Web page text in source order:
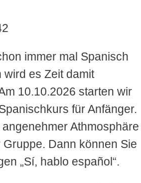
immer mal Spanisch
wird es Zeit damit
10.10.2026 starten wir
für Anfänger.
Athmosphäre
Dann können Sie
„Sí, hablo español“.